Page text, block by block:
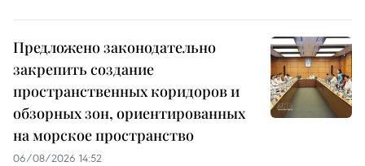
Предложено законодательно
закрепить создание
пространственных коридоров и
обзорных зон, ориентированных
на морское пространство
06/08/2026 14:52